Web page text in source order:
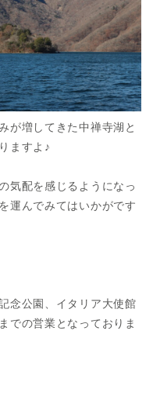
が増してきた中禅寺湖と
ますよ♪
気配を感じるようになっ
運んでみてはいかがです
念公園、イタリア大使館
での営業となっておりま